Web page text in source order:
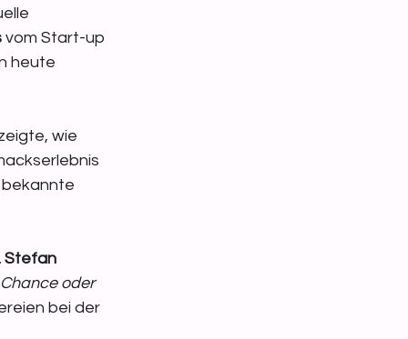
vom Start-up
heute
wie
bekannte
Stefan
oder
bei der